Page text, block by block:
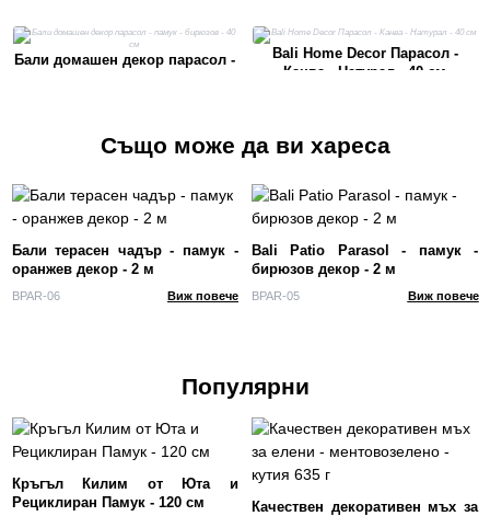
Бали домашен декор парасол -
Bali Home Decor Парасол -
Канва - Натурал - 40 см
Също може да ви хареса
Бали терасен чадър - памук -
оранжев декор - 2 м
BPAR-06 Виж повече
Bali Patio Parasol - памук -
бирюзов декор - 2 м
BPAR-05 Виж повече
Популярни
Кръгъл Килим от Юта и
Рециклиран Памук - 120 см
Качествен декоративен мъх за